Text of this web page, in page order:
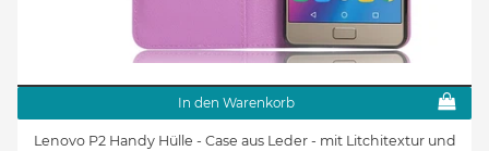
In den Warenkorb
Lenovo P2 Handy Hülle - Case aus Leder - mit Litchitextur und